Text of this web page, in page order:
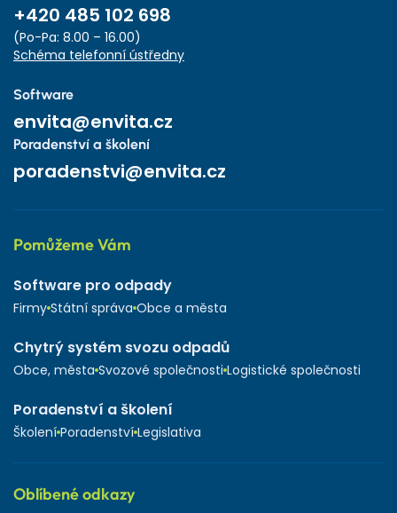
+420 485 102 698
(Po-Pa: 8.00 – 16.00)
Schéma telefonní ústředny
Software
envita@envita.cz
Poradenství a školení
poradenstvi@envita.cz
Pomůžeme Vám
Software pro odpady
Firmy Státní správa Obce a města
Chytrý systém svozu odpadů
Obce, města Svozové společnosti Logistické společnosti
Poradenství a školení
Školení Poradenství Legislativa
Oblíbené odkazy